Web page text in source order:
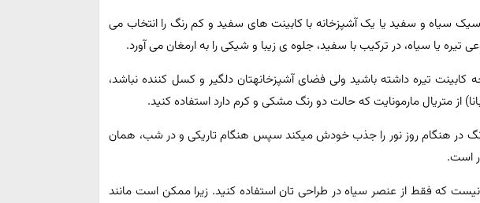
سیاه و سفید یا یک آشپزخانه با کابینت های سفید و کم رنگ را انتخاب می
یا سیاه، در ترکیب با سفید، جلوه ی زیبا و شیکی را به ارمغان می آورد.
کابینت تیره داشته باشید ولی فضای آشپزخانه‫تان دلگیر و کسل کننده نباشد،
از متریال مارمونایت که حالت دو رنگ مشکی و کرم دارد استفاده کنید.
رنگ در هنگام روز نور را جذب خودش می‫کند سپس هنگام تاریکی و در شب، همان
است.
که فقط از عنصر سیاه در طراحی تان استفاده کنید. زیرا ممکن است مانند